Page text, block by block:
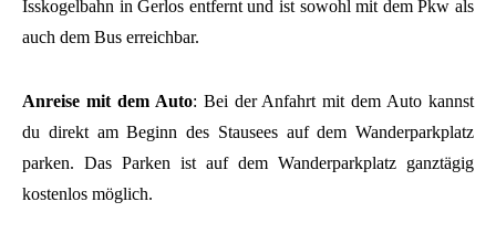
Isskogelbahn in Gerlos entfernt und ist sowohl mit dem Pkw als
auch dem Bus erreichbar.
Anreise mit dem Auto: Bei der Anfahrt mit dem Auto kannst
du direkt am Beginn des Stausees auf dem Wanderparkplatz
parken. Das Parken ist auf dem Wanderparkplatz ganztägig
kostenlos möglich.